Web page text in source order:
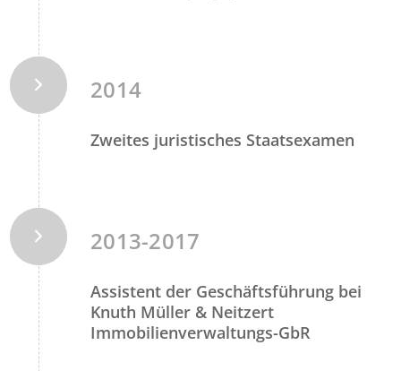
2014
Zweites juristisches Staatsexamen
2013-2017
Assistent der Geschäftsführung bei
Knuth Müller & Neitzert
Immobilienverwaltungs-GbR